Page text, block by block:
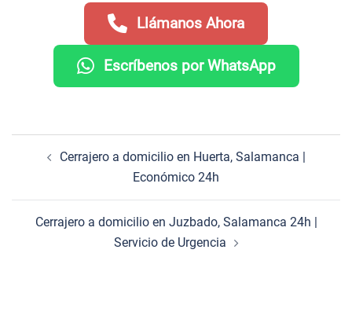
Llámanos Ahora
Escríbenos por WhatsApp
Cerrajero a domicilio en Huerta, Salamanca |
Económico 24h
Cerrajero a domicilio en Juzbado, Salamanca 24h |
Servicio de Urgencia